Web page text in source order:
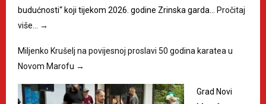
budućnosti“ koji tijekom 2026. godine Zrinska garda…
Pročitaj
više…
→
Miljenko Krušelj na povijesnoj proslavi 50 godina karatea u
Novom Marofu →
Grad Novi